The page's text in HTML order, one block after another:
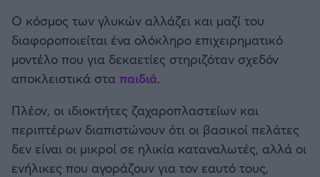
Παναιτωλικός
Καλαμάτα
Ηρακλής
Μπαρτσελόνα
Ο κόσμος των γλυκών αλλάζει και μαζί του
διαφοροποιείται ένα ολόκληρο επιχειρηματικό
μοντέλο που για δεκαετίες στηριζόταν σχεδόν
αποκλειστικά στα παιδιά.
Πλέον, οι ιδιοκτήτες ζαχαροπλαστείων και
περιπτέρων διαπιστώνουν ότι οι βασικοί πελάτες
δεν είναι οι μικροί σε ηλικία καταναλωτές, αλλά οι
ενήλικες που αγοράζουν για τον εαυτό τους,